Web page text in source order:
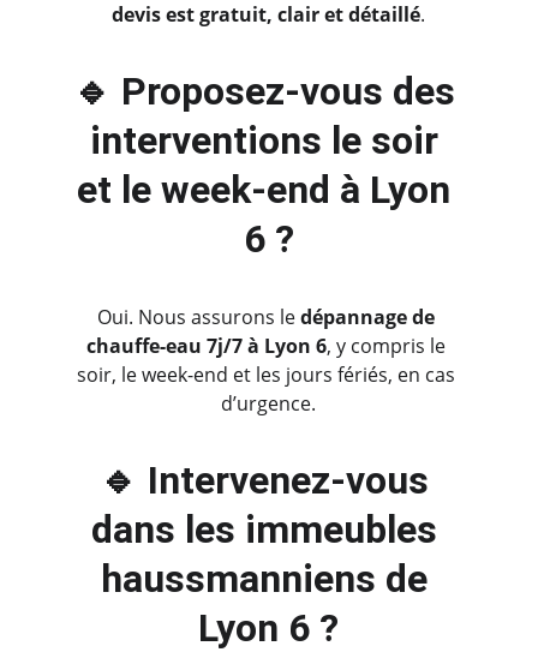
devis est gratuit, clair et détaillé.
🔹 Proposez-vous des
interventions le soir
et le week-end à Lyon
6 ?
Oui. Nous assurons le dépannage de
chauffe-eau 7j/7 à Lyon 6, y compris le
soir, le week-end et les jours fériés, en cas
d’urgence.
🔹 Intervenez-vous
dans les immeubles
haussmanniens de
Lyon 6 ?